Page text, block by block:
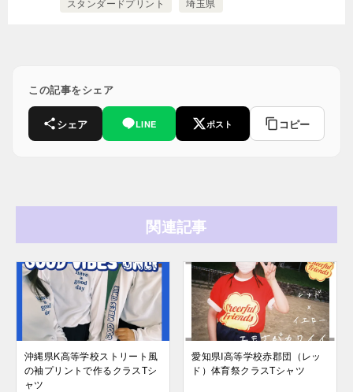
スタンダードプリント 埼玉県
この記事をシェア
シェア LINE ポスト コピー
関連記事
沖縄県K高等学校ストリート風
の袖プリントで作るクラスTシ
ャツ
愛知県I高等学校赤郡団（レッ
ド）体育祭クラスTシャツ